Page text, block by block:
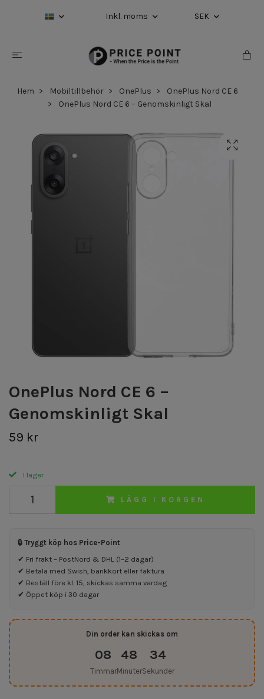
Inkl. moms SEK
Hem Mobiltillbehör OnePlus
OnePlus Nord CE 6
OnePlus Nord CE 6 – Genomskinligt Skal
OnePlus Nord CE 6 –
Genomskinligt Skal
59 kr
I lager
LÄGG I KORGEN
🔒 Tryggt köp hos Price-Point
✔ Fri frakt – PostNord & DHL (1–2 dagar)
✔ Betala med Swish, bankkort eller faktura
✔ Beställ före kl. 15, skickas samma vardag
✔ Öppet köp i 30 dagar
Din order kan skickas om
08
Timmar
48
Minuter
34
Sekunder